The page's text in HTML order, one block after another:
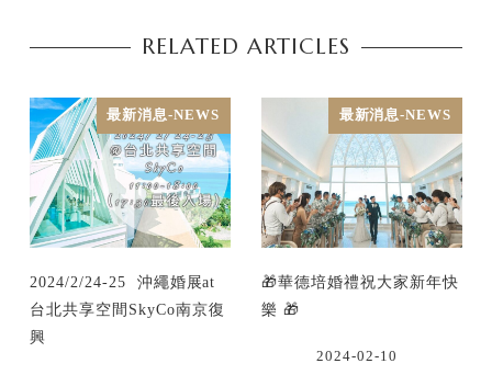
RELATED ARTICLES
最新消息-NEWS
2024/2/24-25 沖繩婚展at
台北共享空間SkyCo南京復
興
最新消息-NEWS
🎁華德培婚禮祝大家新年快
樂 🎁
2024-02-10